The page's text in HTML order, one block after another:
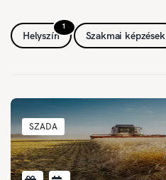
1
Helyszín Szakmai képzések
SZADA